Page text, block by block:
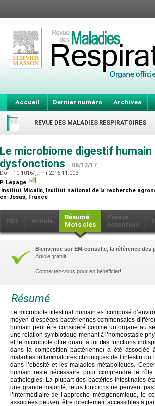
Accueil Dernier numéro Archives
REVUE DES MALADIES RESPIRATOIRES
Le microbiome digestif
dysfonctions - 08/12/17
Doi : 10.1016/j.rmr.2016.11.003
P. Lepage
Institut Micalis, Institut national de la recherche
en-Josas, France
PDF Article
Résumé
Mots clés
Points
essentiels
Bienvenue sur EM-consulte, la référence des
Article gratuit.
Connectez-vous pour en bénéficier!
Résumé
Le microbiote intestinal humain est composé
moyen d’espèces bactériennes commensales
humain peut être considéré comme un organe au
une relation symbiotique menant à l’homéostasie
et le microbiote offre quant à lui des fonctions
dans la composition bactérienne) a été associée
maladies inflammatoires chroniques de l’intestin
dans l’obésité et les maladies métaboliques.
humain reste nécessaire pour comprendre le
pathologies. La plupart des bactéries intestinales
une grande majorité, leurs fonctions ne peuvent
l’intermédiaire de l’approche métagénomique, le
associées peuvent être directement accessibles à